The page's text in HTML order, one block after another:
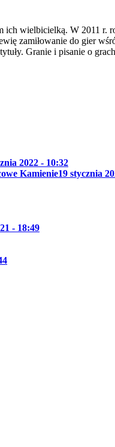
wielbicielką. W 2011 r.
zamiłowanie do gier
Granie i pisanie o
2022 - 10:32
Kamienie19 stycznia
- 18:49